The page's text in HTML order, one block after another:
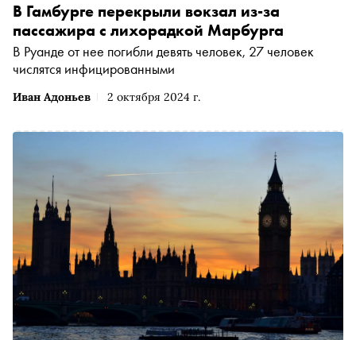
Иван Адоньев 2 октября 2024 г.
В Гамбурге перекрыли вокзал из-за
пассажира с лихорадкой Марбурга
В Руанде от нее погибли девять человек, 27 человек
числятся инфицированными